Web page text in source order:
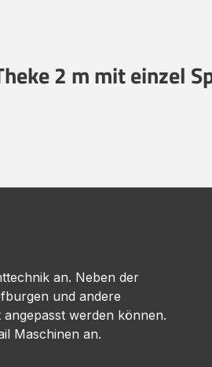
2 m mit einzel
an. Neben der
und andere
werden können.
Maschinen an.